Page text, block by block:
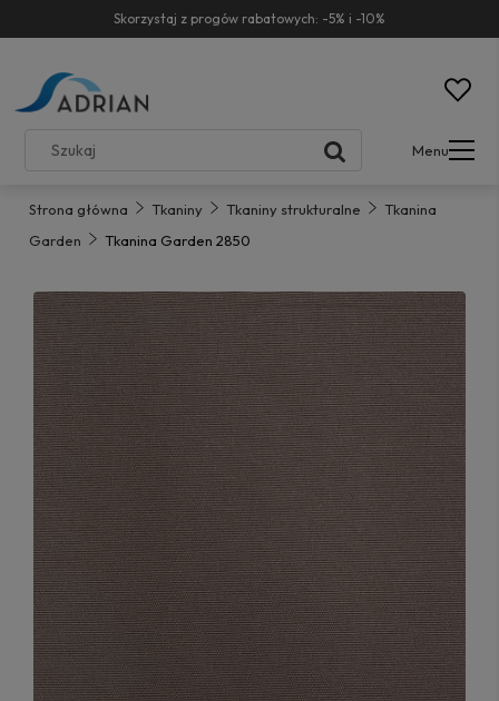
Skorzystaj z progów rabatowych: -5% i -10%
Menu
Strona główna Tkaniny Tkaniny strukturalne
Tkanina
Garden
Tkanina Garden 2850